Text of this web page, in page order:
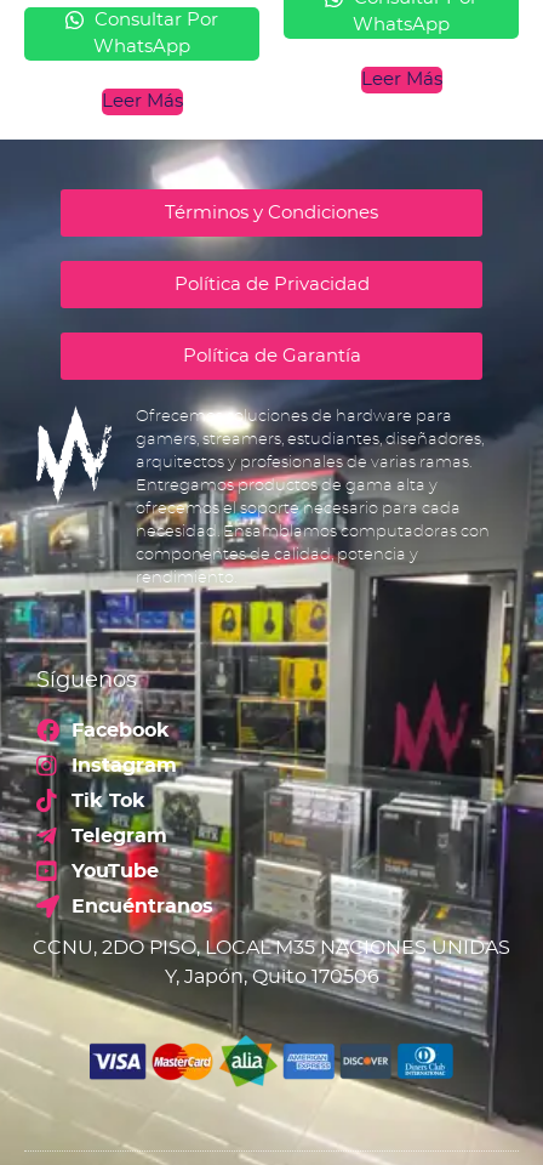
Consultar Por
WhatsApp
Leer Más
WhatsApp
Leer Más
Términos y Condiciones
Política de Privacidad
Política de Garantía
Ofrecemos soluciones de hardware para
gamers, streamers, estudiantes, diseñadores,
arquitectos y profesionales de varias ramas.
Entregamos productos de gama alta y
ofrecemos el soporte necesario para cada
necesidad. Ensamblamos computadoras con
componentes de calidad, potencia y
rendimiento.
Síguenos
Facebook
Instagram
Tik Tok
Telegram
YouTube
Encuéntranos
CCNU, 2DO PISO, LOCAL M35 NACIONES UNIDAS
Y, Japón, Quito 170506